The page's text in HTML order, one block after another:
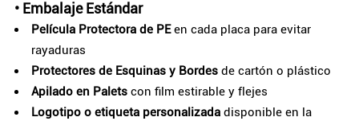
• Embalaje Estándar
Película Protectora de PEen cada placa para evitar
rayaduras
Protectores de Esquinas y Bordes de cartón o plástico
Apilado en Palets con film estirable y flejes
Logotipo o etiqueta personalizada disponible en la